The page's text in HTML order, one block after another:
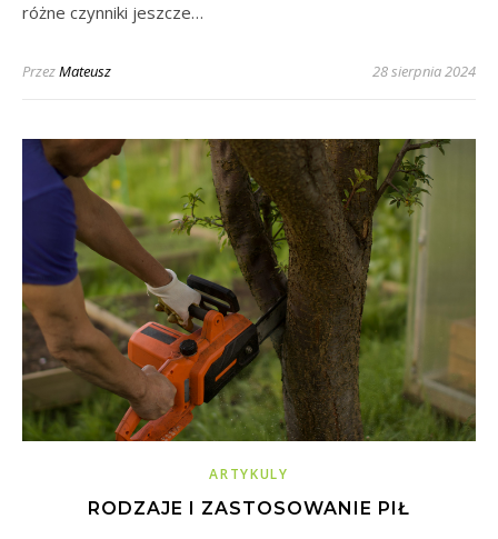
różne czynniki jeszcze…
PrzezMateusz 28 sierpnia 2024
ARTYKULY
RODZAJE I ZASTOSOWANIE PIŁ